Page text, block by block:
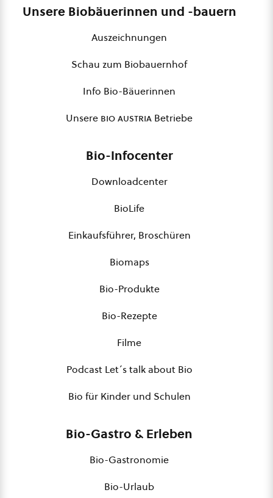
Unsere Biobäuerinnen und -bauern
Auszeichnungen
Schau zum Biobauernhof
Info Bio-Bäuerinnen
Unsere bio austria Betriebe
Bio-Infocenter
Downloadcenter
BioLife
Einkaufsführer, Broschüren
Biomaps
Bio-Produkte
Bio-Rezepte
Filme
Podcast Let´s talk about Bio
Bio für Kinder und Schulen
Bio-Gastro & Erleben
Bio-Gastronomie
Bio-Urlaub